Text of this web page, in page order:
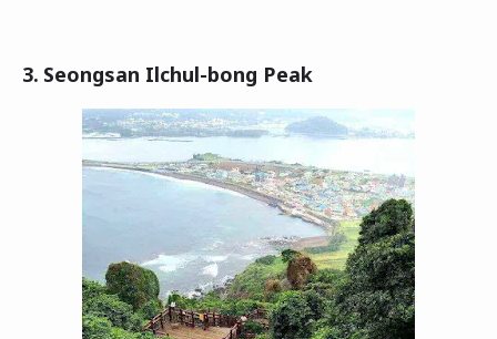
3. Seongsan Ilchul-bong Peak